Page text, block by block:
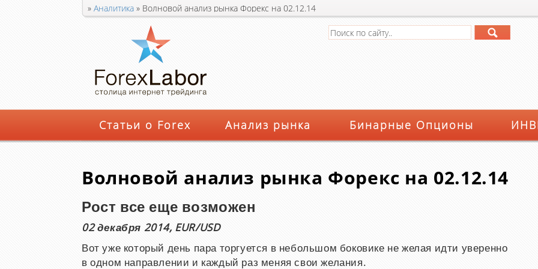
» Аналитика » Волновой анализ рынка Форекс на 02.12.14
Статьи о Forex Анализ рынка Бинарные Опционы
Волновой анализ рынка Форекс на 02.12.14
Рост все еще возможен
02 декабря 2014, EUR/USD
Вот уже который день пара торгуется в небольшом боковике не желая идти уверенно
в одном направлении и каждый раз меняя свои желания.